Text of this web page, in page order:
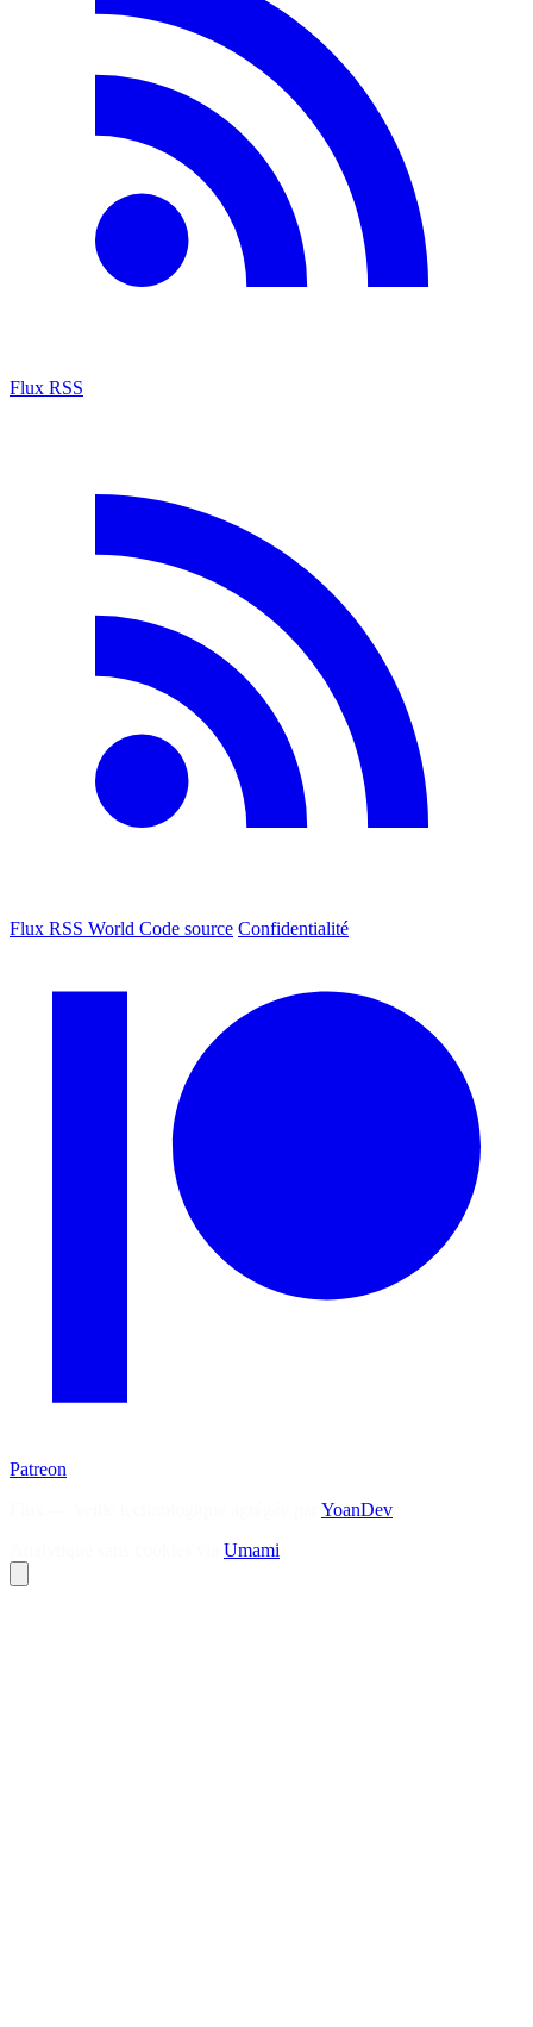
Flux RSS
Flux RSS World Code source Confidentialité
Patreon
YoanDev
Umami